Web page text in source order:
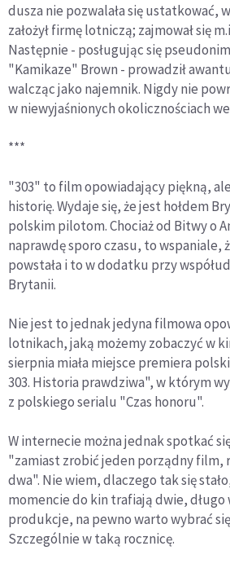
dusza nie pozwalała się ustatkować,
założył firmę lotniczą; zajmował się
Następnie - posługując się
"Kamikaze" Brown - prowadził
walcząc jako najemnik. Nigdy nie
w niewyjaśnionych okolicznościach
***
"303" to film opowiadający piękną,
historię. Wydaje się, że jest hołdem
polskim pilotom. Chociaż od Bitwy o
naprawdę sporo czasu, to wspaniale,
powstała i to w dodatku przy
Brytanii.
Nie jest to jednak jedyna filmowa
lotnikach, jaką możemy zobaczyć w
sierpnia miała miejsce premiera
303. Historia prawdziwa", w którym
z polskiego serialu "Czas honoru".
W internecie można jednak spotkać
"zamiast zrobić jeden porządny film,
dwa". Nie wiem, dlaczego tak się
momencie do kin trafiają dwie, długo
produkcje, na pewno warto wybrać
Szczególnie w taką rocznicę.